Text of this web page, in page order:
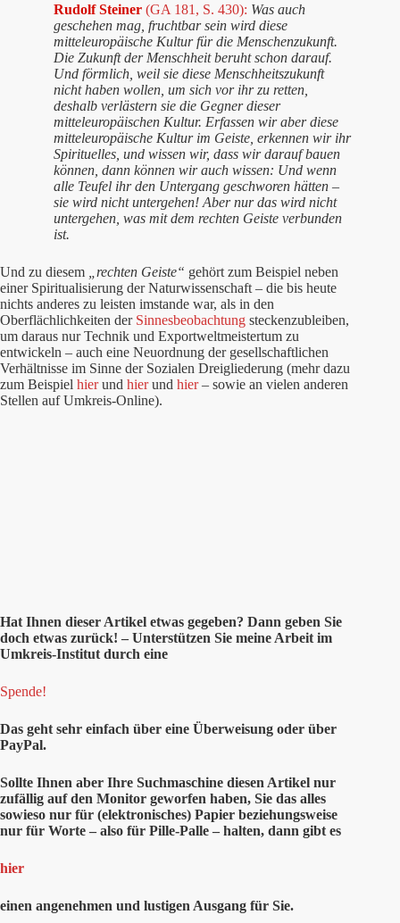
Rudolf Steiner (GA 181, S. 430): Was auch
geschehen mag, fruchtbar sein wird diese
mitteleuropäische Kultur für die Menschenzukunft.
Die Zukunft der Menschheit beruht schon darauf.
Und förmlich, weil sie diese Menschheitszukunft
nicht haben wollen, um sich vor ihr zu retten,
deshalb verlästern sie die Gegner dieser
mitteleuropäischen Kultur. Erfassen wir aber diese
mitteleuropäische Kultur im Geiste, erkennen wir ihr
Spirituelles, und wissen wir, dass wir darauf bauen
können, dann können wir auch wissen: Und wenn
alle Teufel ihr den Untergang geschworen hätten –
sie wird nicht untergehen! Aber nur das wird nicht
untergehen, was mit dem rechten Geiste verbunden
ist.
Und zu diesem „rechten Geiste“ gehört zum Beispiel neben
einer Spiritualisierung der Naturwissenschaft – die bis heute
nichts anderes zu leisten imstande war, als in den
Oberflächlichkeiten der Sinnesbeobachtung steckenzubleiben,
um daraus nur Technik und Exportweltmeistertum zu
entwickeln – auch eine Neuordnung der gesellschaftlichen
Verhältnisse im Sinne der Sozialen Dreigliederung (mehr dazu
zum Beispiel hierund hierund hier– sowie an vielen anderen
Stellen auf Umkreis-Online).
Hat Ihnen dieser Artikel etwas gegeben? Dann geben Sie
doch etwas zurück! – Unterstützen Sie meine Arbeit im
Umkreis-Institut durch eine
Spende!
Das geht sehr einfach über eine Überweisung oder über
PayPal.
Sollte Ihnen aber Ihre Suchmaschine diesen Artikel nur
zufällig auf den Monitor geworfen haben, Sie das alles
sowieso nur für (elektronisches) Papier beziehungsweise
nur für Worte – also für Pille-Palle – halten, dann gibt es
hier
einen angenehmen und lustigen Ausgang für Sie.